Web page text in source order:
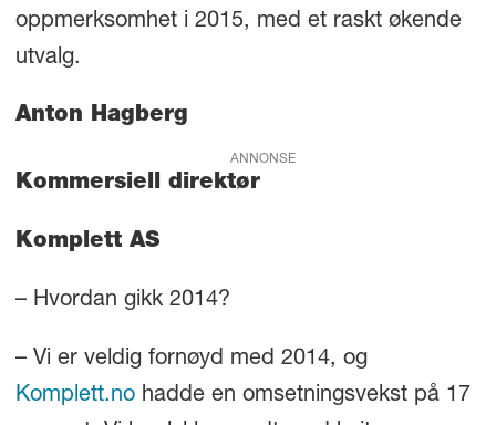
oppmerksomhet i 2015, med et raskt økende
utvalg.
Anton Hagberg
ANNONSE
Kommersiell direktør
Komplett AS
– Hvordan gikk 2014?
– Vi er veldig fornøyd med 2014, og
Komplett.nohadde en omsetningsvekst på 17